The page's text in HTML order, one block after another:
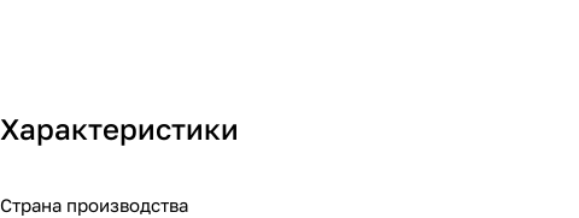
Характеристики
Страна производства